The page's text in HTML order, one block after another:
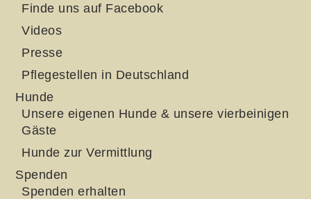
Finde uns auf Facebook
Videos
Presse
Pflegestellen in Deutschland
Hunde
Unsere eigenen Hunde & unsere vierbeinigen
Gäste
Hunde zur Vermittlung
Spenden
Spenden erhalten